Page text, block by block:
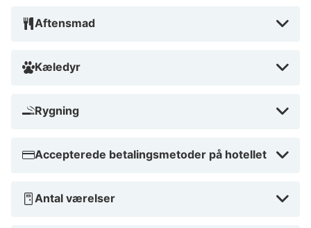
Aftensmad
Kæledyr
Rygning
Accepterede betalingsmetoder på hotellet
Antal værelser